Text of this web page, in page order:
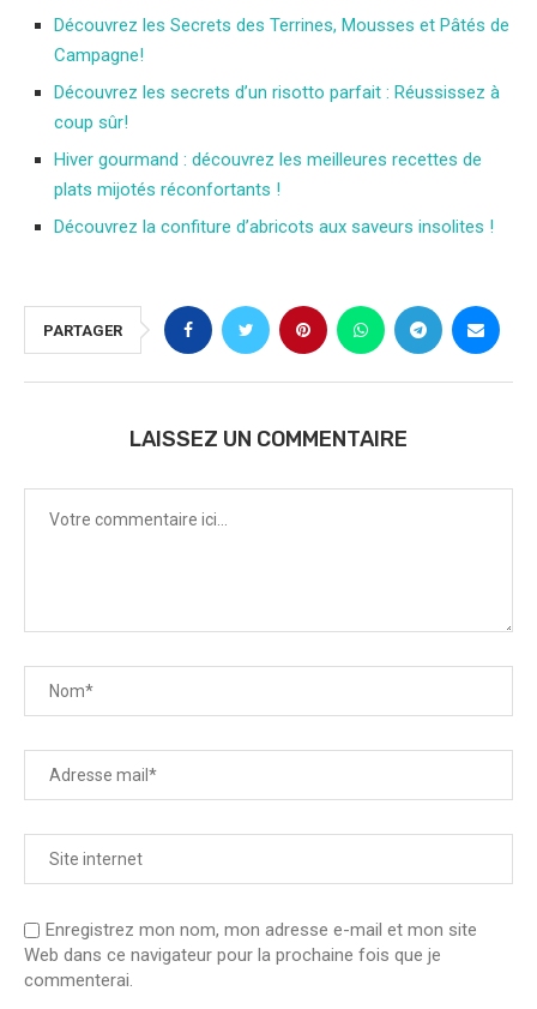
Découvrez les Secrets des Terrines, Mousses et Pâtés de
Campagne!
Découvrez les secrets d’un risotto parfait : Réussissez à
coup sûr!
Hiver gourmand : découvrez les meilleures recettes de
plats mijotés réconfortants !
Découvrez la confiture d’abricots aux saveurs insolites !
PARTAGER
LAISSEZ UN COMMENTAIRE
Enregistrez mon nom, mon adresse e-mail et mon site
Web dans ce navigateur pour la prochaine fois que je
commenterai.